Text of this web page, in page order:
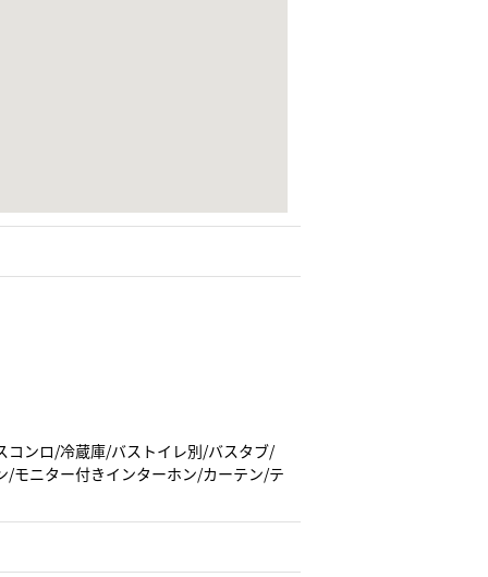
ンロ/冷蔵庫/バストイレ別/バスタブ/
モニター付きインターホン/カーテン/テ